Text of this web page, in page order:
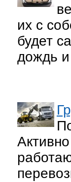
их с
будет
дождь